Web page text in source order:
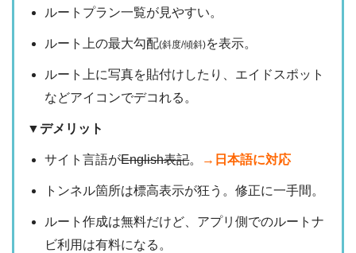
ルートプラン一覧が見やすい。
ルート上の最大勾配(斜度/傾斜)を表示。
ルート上に写真を貼付けしたり、エイドスポット
などアイコンでデコれる。
▼デメリット
サイト言語がEnglish表記。 →日本語に対応
トンネル箇所は標高表示が狂う。修正に一手間。
ルート作成は無料だけど、アプリ側でのルートナ
ビ利用は有料になる。